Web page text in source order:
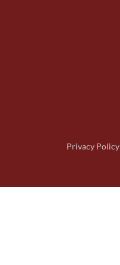
Privacy Policy